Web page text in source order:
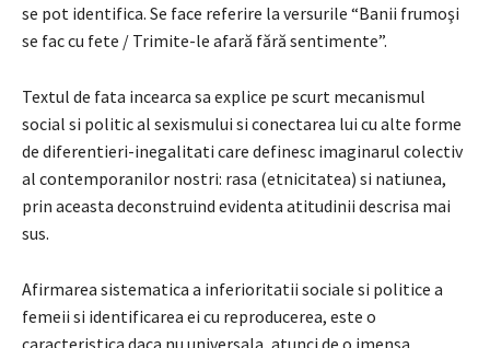
se pot identifica. Se face referire la versurile “Banii frumoşi
se fac cu fete / Trimite-le afară fără sentimente”.
Textul de fata incearca sa explice pe scurt mecanismul
social si politic al sexismului si conectarea lui cu alte forme
de diferentieri-inegalitati care definesc imaginarul colectiv
al contemporanilor nostri: rasa (etnicitatea) si natiunea,
prin aceasta deconstruind evidenta atitudinii descrisa mai
sus.
Afirmarea sistematica a inferioritatii sociale si politice a
femeii si identificarea ei cu reproducerea, este o
caracteristica daca nu universala, atunci de o imensa